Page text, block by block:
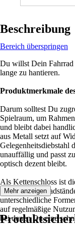
Beschreibung
Bereich überspringen
Du willst Dein Fahrrad
lange zu hantieren.
Produktmerkmale
Darum solltest Du
Spielraum, um
und bleibt dabei
aus Metall setzt auf
Gelegenheitsdiebstahl
unauffällig und passt
optisch dezent bleibt.
Als Kettenschloss ist
Laternen,
unterschiedliche
auf regelmäßige
bei denen Du eine
Mehr anzeigen